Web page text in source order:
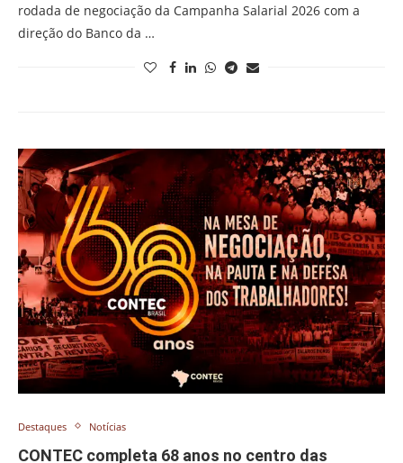
rodada de negociação da Campanha Salarial 2026 com a
direção do Banco da …
Destaques Notícias
CONTEC completa 68 anos no centro das